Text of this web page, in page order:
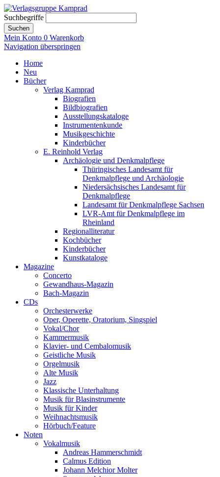
Suchbegriffe
Suchen
Mein Konto 0 Warenkorb
Navigation überspringen
Home
Neu
Bücher
Verlag Kamprad
Biografien
Bildbiografien
Ausstellungskataloge
Instrumentenkunde
Musikgeschichte
Kinderbücher
E. Reinhold Verlag
Archäologie und Denkmalpflege
Thüringisches Landesamt für
Denkmalpflege und Archäologie
Niedersächsisches Landesamt für
Denkmalpflege
Landesamt für Denkmalpflege Sachsen
LVR-Amt für Denkmalpflege im
Rheinland
Regionalliteratur
Kochbücher
Kinderbücher
Kunstkataloge
Magazine
Concerto
Gewandhaus-Magazin
Bach-Magazin
CDs
Orchesterwerke
Oper, Operette, Oratorium, Singspiel
Vokal/Chor
Kammermusik
Klavier- und Cembalomusik
Geistliche Musik
Orgelmusik
Alte Musik
Jazz
Klassische Unterhaltung
Musik für Blasinstrumente
Musik für Kinder
Weihnachtsmusik
Hörbuch/Feature
Noten
Vokalmusik
Andreas Hammerschmidt
Calmus Edition
Johann Melchior Molter